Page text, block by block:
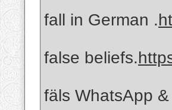
fall in German .
false beliefs.
fäls WhatsApp